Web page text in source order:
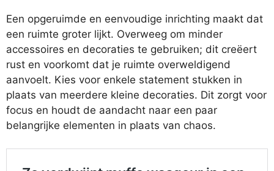
Een opgeruimde en eenvoudige inrichting maakt dat
een ruimte groter lijkt. Overweeg om minder
accessoires en decoraties te gebruiken; dit creëert
rust en voorkomt dat je ruimte overweldigend
aanvoelt. Kies voor enkele statement stukken in
plaats van meerdere kleine decoraties. Dit zorgt voor
focus en houdt de aandacht naar een paar
belangrijke elementen in plaats van chaos.